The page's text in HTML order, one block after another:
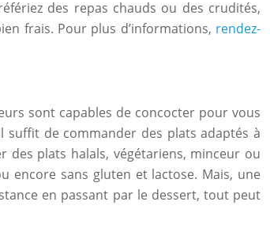
des repas chauds ou des crudités,
frais. Pour plus d’informations, rendez-
sont capables de concocter pour vous
de commander des plats adaptés à
plats halals, végétariens, minceur ou
encore sans gluten et lactose. Mais, une
en passant par le dessert, tout peut